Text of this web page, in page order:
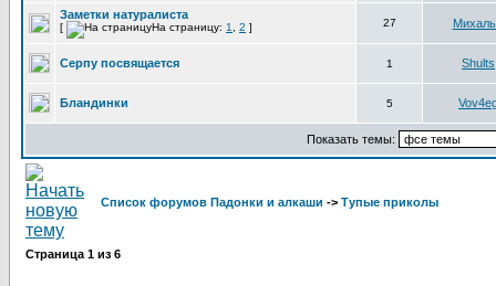
Заметки натуралиста
[ На страницу: 1 2 ] 27
Серпу посвящается 1 Shults
Бландинки 5
Показать темы:
Список форумов Падонки и алкаши -> Тупые приколы
Страница 1 из 6